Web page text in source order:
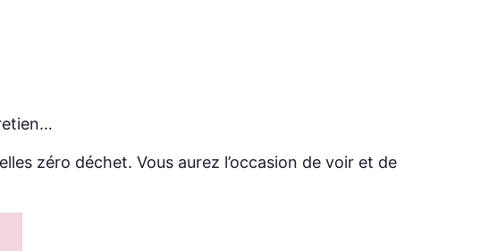
zéro déchet. Vous aurez l’occasion de voir et de